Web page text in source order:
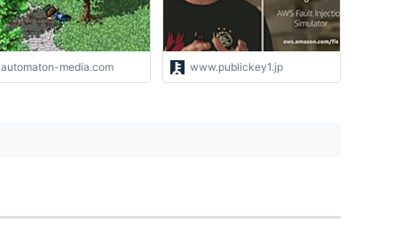
automaton-media.com www.publickey1.jp